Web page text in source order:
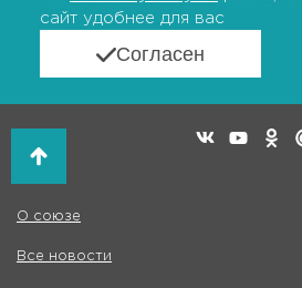
сайт удобнее для вас
Согласен
О союзе
Все новости